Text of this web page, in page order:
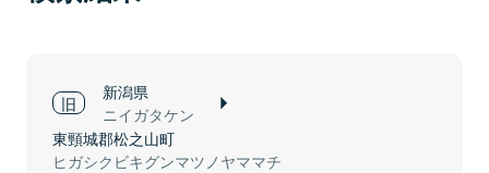
新潟県
ニイガタケン
東頸城郡松之山町
ヒガシクビキグンマツノヤママチ